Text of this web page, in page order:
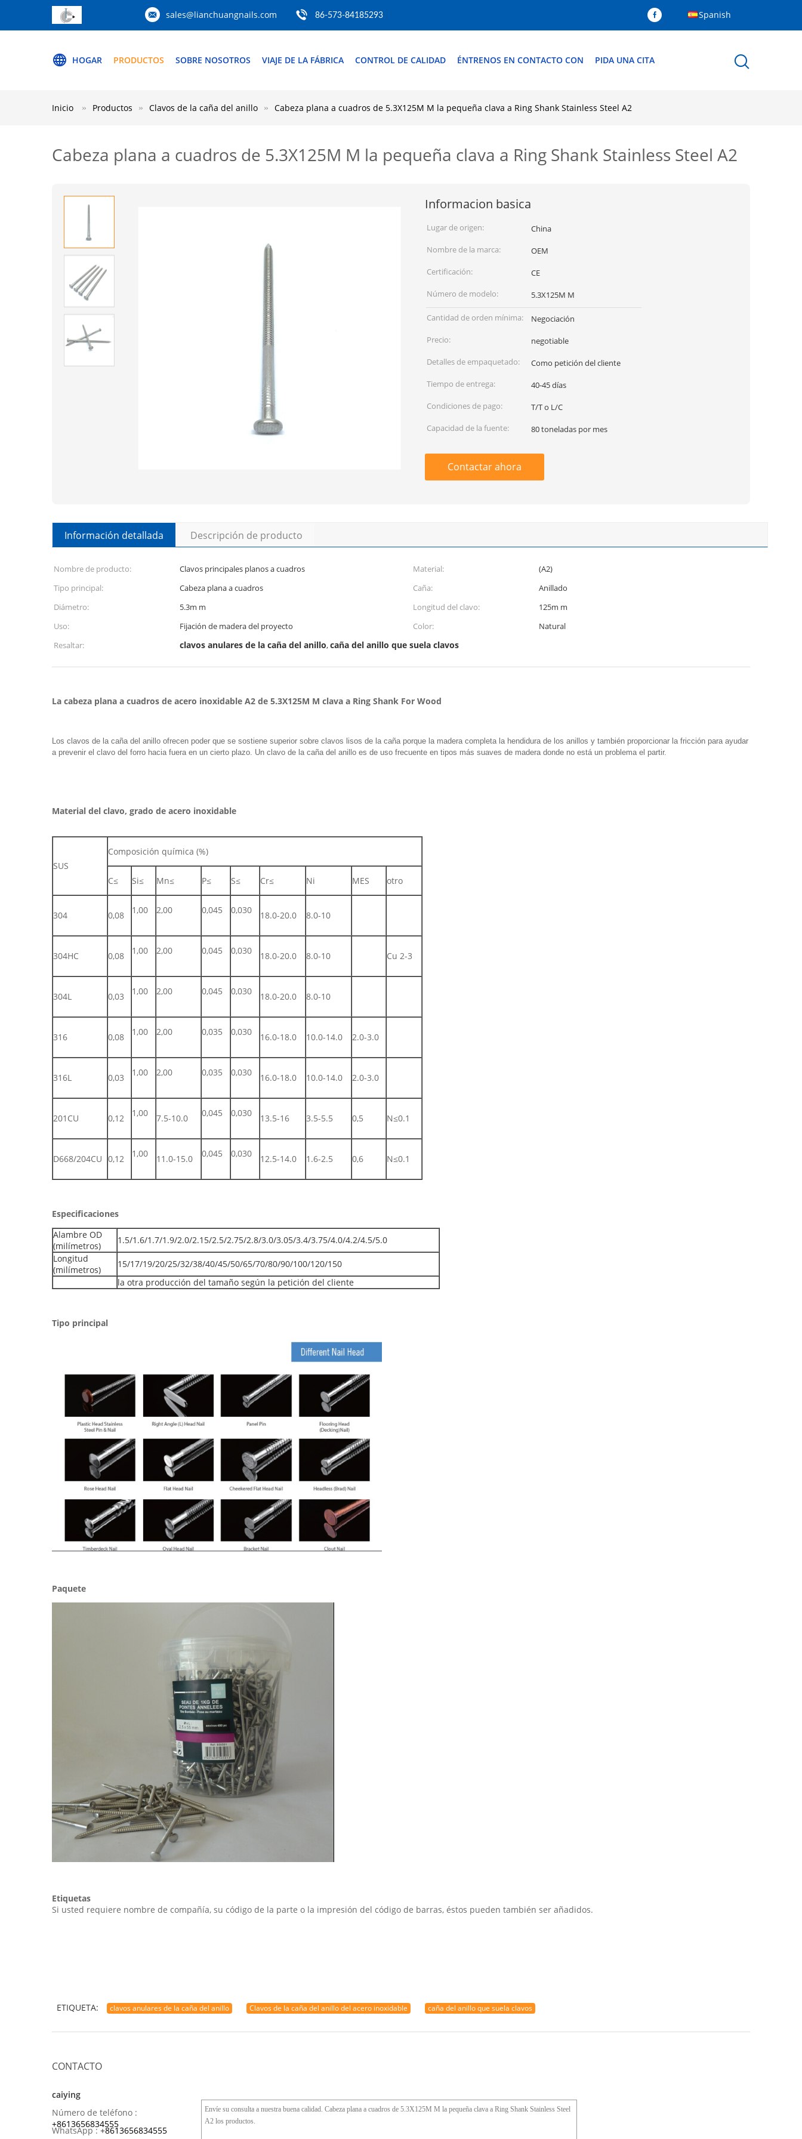
sales@lianchuangnails.com 86-573-84185293 Spanish
HOGAR PRODUCTOS SOBRE NOSOTROS VIAJE DE LA FÁBRICA CONTROL DE CALIDAD ÉNTRENOS EN CONTACTO CON PIDA UNA CITA
Inicio Productos Clavos de la caña del anillo Cabeza plana a cuadros de 5.3X125M M la pequeña clava a Ring Shank Stainless Steel A2
Cabeza plana a cuadros de 5.3X125M M la pequeña clava a Ring Shank Stainless Steel A2
Informacion basica
Lugar de origen:
China
Nombre de la marca:
OEM
Certificación:
CE
Número de modelo:
5.3X125M M
Cantidad de orden mínima:
Negociación
Precio:
negotiable
Detalles de empaquetado:
Como petición del cliente
Tiempo de entrega:
40-45 días
Condiciones de pago:
T/T o L/C
Capacidad de la fuente:
80 toneladas por mes
Contactar ahora
Información detallada Descripción de producto
Nombre de producto: Clavos principales planos a cuadros Material:
(A2)
Tipo principal:
Cabeza plana a cuadros Caña:
Anillado
Diámetro:
5.3m m Longitud del clavo:
125m m
Uso:
Fijación de madera del proyecto Color:
Natural
Resaltar:
clavos anulares de la caña del anillo,caña del anillo que suela clavos
La cabeza plana a cuadros de acero inoxidable A2 de 5.3X125M M clava a Ring Shank For Wood
Los clavos de la caña del anillo ofrecen poder que se sostiene superior sobre clavos lisos de la caña porque la madera completa la hendidura de los anillos y también proporcionar la fricción para ayudar
a prevenir el clavo del forro hacia fuera en un cierto plazo. Un clavo de la caña del anillo es de uso frecuente en tipos más suaves de madera donde no está un problema el partir.
Material del clavo, grado de acero inoxidable
SUS
Composición química (%)
C≤ Si≤ Mn≤ P≤ S≤ Cr≤ Ni MES otro
304 0,08 1,00 2,00 0,045 0,030 18.0-20.0 8.0-10
304HC 0,08 1,00 2,00 0,045 0,030 18.0-20.0 8.0-10 Cu 2-3
304L 0,03 1,00 2,00 0,045 0,030 18.0-20.0 8.0-10
316 0,08 1,00 2,00 0,035 0,030 16.0-18.0 10.0-14.0 2.0-3.0
316L 0,03 1,00 2,00 0,035 0,030 16.0-18.0 10.0-14.0 2.0-3.0
201CU 0,12 1,00 7.5-10.0 0,045 0,030 13.5-16 3.5-5.5 0,5 N≤0.1
D668/204CU 0,12 1,00 11.0-15.0 0,045 0,030 12.5-14.0 1.6-2.5 0,6 N≤0.1
Especificaciones
Alambre OD
(milímetros)
1.5/1.6/1.7/1.9/2.0/2.15/2.5/2.75/2.8/3.0/3.05/3.4/3.75/4.0/4.2/4.5/5.0
Longitud
(milímetros)
15/17/19/20/25/32/38/40/45/50/65/70/80/90/100/120/150
la otra producción del tamaño según la petición del cliente
Tipo principal
Paquete
Etiquetas
Si usted requiere nombre de compañía, su código de la parte o la impresión del código de barras, éstos pueden también ser añadidos.
ETIQUETA: clavos anulares de la caña del anillo Clavos de la caña del anillo del acero inoxidable caña del anillo que suela clavos
CONTACTO
caiying
Número de teléfono :
+8613656834555
WhatsApp :+8613656834555